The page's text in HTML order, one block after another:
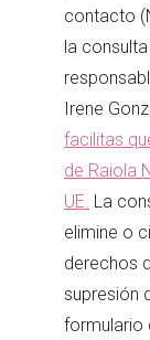
contacto
la
Irene
facilitas
de Raiola
UE. La
elimine o
derechos
supresión
formulario